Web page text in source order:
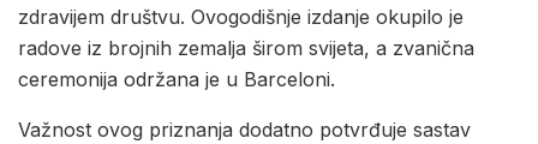
zdravijem društvu. Ovogodišnje izdanje okupilo je
radove iz brojnih zemalja širom svijeta, a zvanična
ceremonija održana je u Barceloni.
Važnost ovog priznanja dodatno potvrđuje sastav